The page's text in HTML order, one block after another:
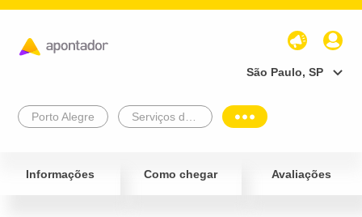
São Paulo, SP
Porto Alegre
Informações Como chegar Avaliações